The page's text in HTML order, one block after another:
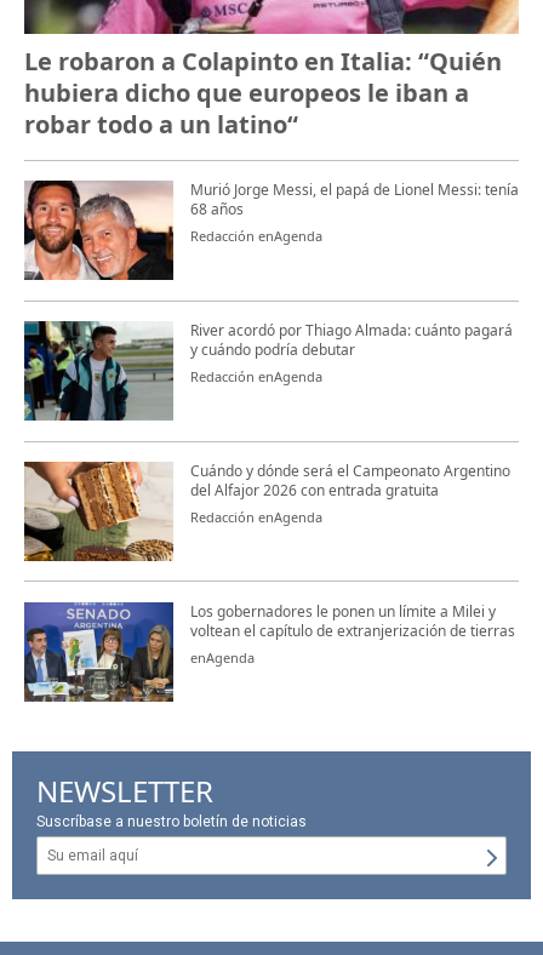
Le robaron a Colapinto en Italia: “Quién
hubiera dicho que europeos le iban a
robar todo a un latino“
Murió Jorge Messi, el papá de Lionel Messi: tenía
68 años
Redacción enAgenda
River acordó por Thiago Almada: cuánto pagará
y cuándo podría debutar
Redacción enAgenda
Cuándo y dónde será el Campeonato Argentino
del Alfajor 2026 con entrada gratuita
Redacción enAgenda
Los gobernadores le ponen un límite a Milei y
voltean el capítulo de extranjerización de tierras
enAgenda
NEWSLETTER
Suscríbase a nuestro boletín de noticias